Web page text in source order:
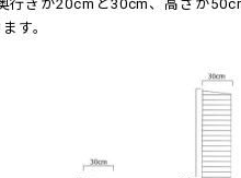
行きが20cmと30cm、高さが
す。